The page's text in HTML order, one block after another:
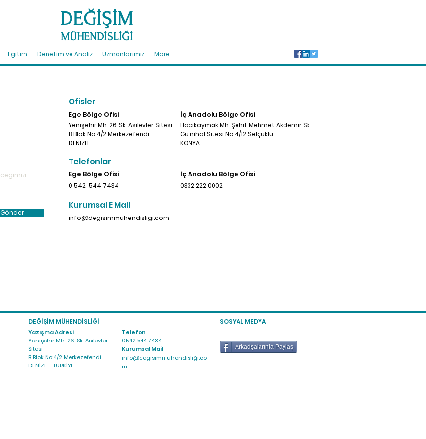
DEĞİŞİM
MÜHENDİSLİĞİ
Eğitim Denetim ve Analiz Uzmanlarımız More
Gönder
Ofisler
Ege Bölge Ofisi İç Anadolu Bölge Ofisi
Yenişehir Mh. 26. Sk.Asilevler Sitesi
B Blok No:4/2 Merkezefendi
DENİZLİ
Hacıkaymak Mh. Şehit Mehmet Akdemir Sk.
Gülnihal Sitesi No:4/12 Selçuklu
KONYA
Telefonlar
Ege Bölge Ofisi İç Anadolu Bölge Ofisi
0 542 544 7434 0332 222 0002
Kurumsal E Mail
info@degisimmuhendisligi.com
DEĞİŞİM MÜHENDİSLİĞİ
Yazışma Adresi
Yenişehir Mh. 26. Sk. Asilevler
Sitesi
B Blok No:4/2 Merkezefendi
DENİZLİ - TÜRKİYE
Kurumsal Mail
info@degisimmuhendisliği.co
m
Telefon
0542 544 7434
SOSYAL MEDYA
Arkadşalarınla Paylaş